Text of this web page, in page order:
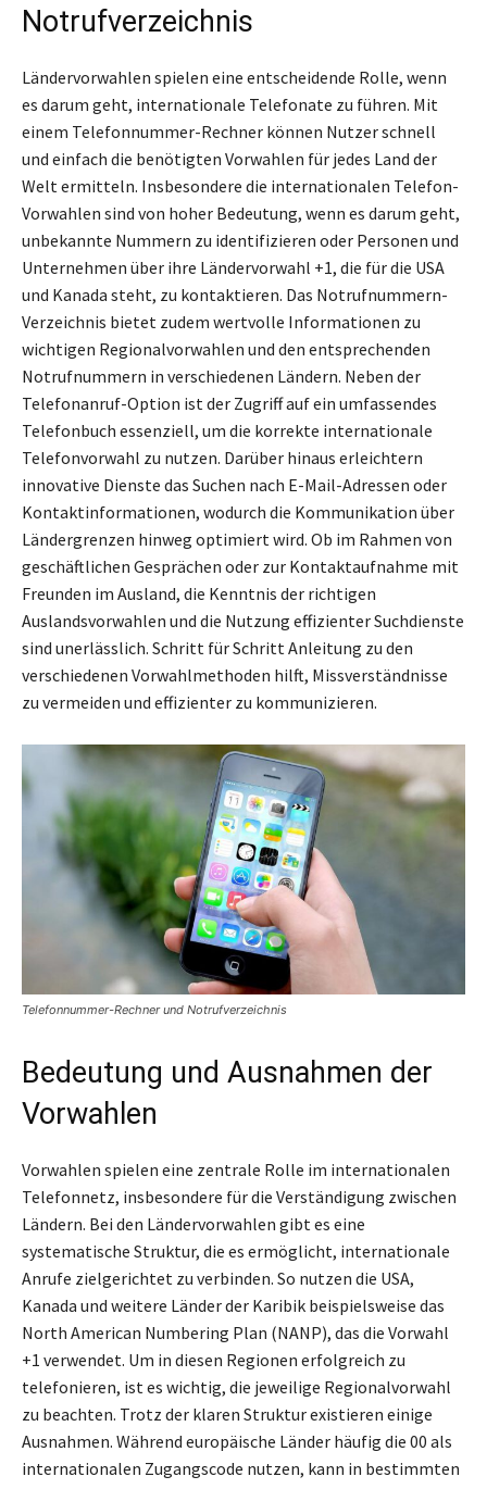
Notrufverzeichnis
Ländervorwahlen spielen eine entscheidende Rolle, wenn
es darum geht, internationale Telefonate zu führen. Mit
einem Telefonnummer-Rechner können Nutzer schnell
und einfach die benötigten Vorwahlen für jedes Land der
Welt ermitteln. Insbesondere die internationalen Telefon-
Vorwahlen sind von hoher Bedeutung, wenn es darum geht,
unbekannte Nummern zu identifizieren oder Personen und
Unternehmen über ihre Ländervorwahl +1, die für die USA
und Kanada steht, zu kontaktieren. Das Notrufnummern-
Verzeichnis bietet zudem wertvolle Informationen zu
wichtigen Regionalvorwahlen und den entsprechenden
Notrufnummern in verschiedenen Ländern. Neben der
Telefonanruf-Option ist der Zugriff auf ein umfassendes
Telefonbuch essenziell, um die korrekte internationale
Telefonvorwahl zu nutzen. Darüber hinaus erleichtern
innovative Dienste das Suchen nach E-Mail-Adressen oder
Kontaktinformationen, wodurch die Kommunikation über
Ländergrenzen hinweg optimiert wird. Ob im Rahmen von
geschäftlichen Gesprächen oder zur Kontaktaufnahme mit
Freunden im Ausland, die Kenntnis der richtigen
Auslandsvorwahlen und die Nutzung effizienter Suchdienste
sind unerlässlich. Schritt für Schritt Anleitung zu den
verschiedenen Vorwahlmethoden hilft, Missverständnisse
zu vermeiden und effizienter zu kommunizieren.
Telefonnummer-Rechner und Notrufverzeichnis
Bedeutung und Ausnahmen der
Vorwahlen
Vorwahlen spielen eine zentrale Rolle im internationalen
Telefonnetz, insbesondere für die Verständigung zwischen
Ländern. Bei den Ländervorwahlen gibt es eine
systematische Struktur, die es ermöglicht, internationale
Anrufe zielgerichtet zu verbinden. So nutzen die USA,
Kanada und weitere Länder der Karibik beispielsweise das
North American Numbering Plan (NANP), das die Vorwahl
+1 verwendet. Um in diesen Regionen erfolgreich zu
telefonieren, ist es wichtig, die jeweilige Regionalvorwahl
zu beachten. Trotz der klaren Struktur existieren einige
Ausnahmen. Während europäische Länder häufig die 00 als
internationalen Zugangscode nutzen, kann in bestimmten